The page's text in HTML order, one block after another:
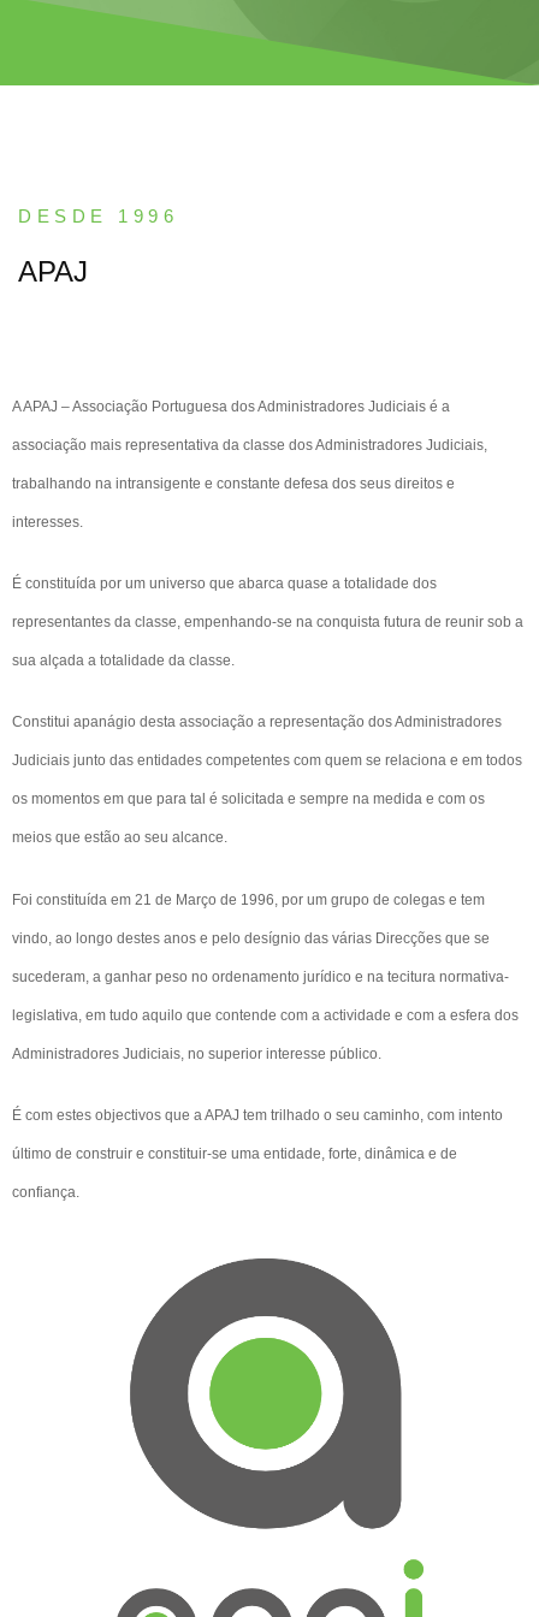
DESDE 1996
APAJ
A APAJ – Associação Portuguesa dos Administradores Judiciais é a
associação mais representativa da classe dos Administradores Judiciais,
trabalhando na intransigente e constante defesa dos seus direitos e
interesses.
É constituída por um universo que abarca quase a totalidade dos
representantes da classe, empenhando-se na conquista futura de reunir sob a
sua alçada a totalidade da classe.
Constitui apanágio desta associação a representação dos Administradores
Judiciais junto das entidades competentes com quem se relaciona e em todos
os momentos em que para tal é solicitada e sempre na medida e com os
meios que estão ao seu alcance.
Foi constituída em 21 de Março de 1996, por um grupo de colegas e tem
vindo, ao longo destes anos e pelo desígnio das várias Direcções que se
sucederam, a ganhar peso no ordenamento jurídico e na tecitura normativa-
legislativa, em tudo aquilo que contende com a actividade e com a esfera dos
Administradores Judiciais, no superior interesse público.
É com estes objectivos que a APAJ tem trilhado o seu caminho, com intento
último de construir e constituir-se uma entidade, forte, dinâmica e de
confiança.